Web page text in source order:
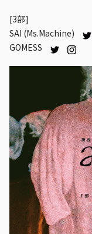
[3部]
SAI (Ms.Machine)
GOMESS